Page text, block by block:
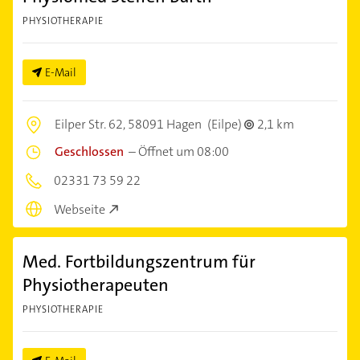
PHYSIOTHERAPIE
E-Mail
Eilper Str. 62,58091 Hagen (Eilpe)
2,1 km
Geschlossen –Öffnet um 08:00
02331 73 59 22
Webseite
Med. Fortbildungszentrum für
Physiotherapeuten
PHYSIOTHERAPIE